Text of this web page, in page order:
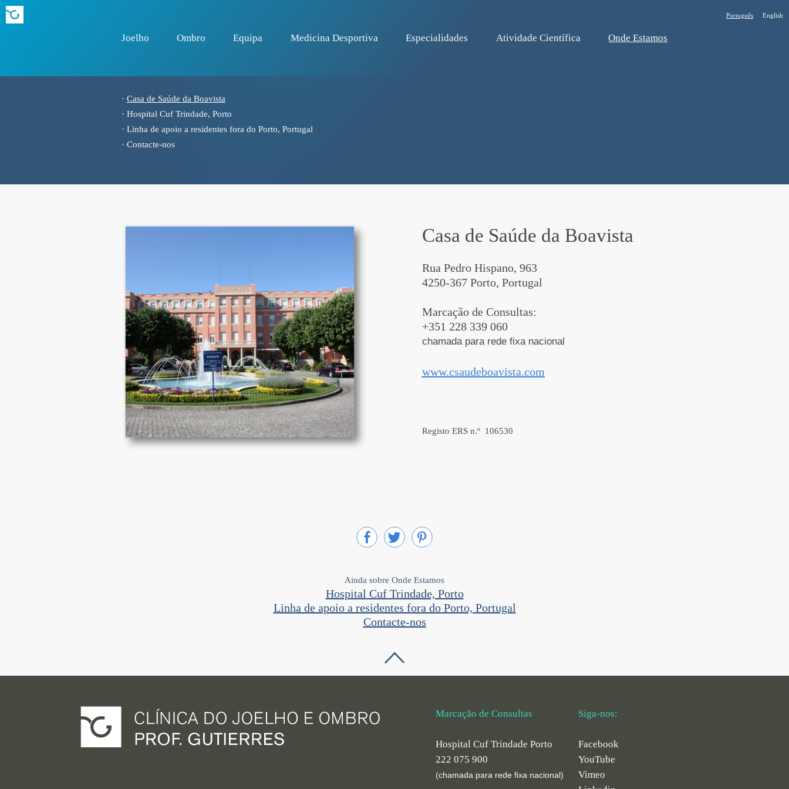
Joelho Ombro Equipa Medicina Desportiva Especialidades Atividade Cientí­fica Onde Estamos
Português English
· Casa de Saúde da Boavista
· Hospital Cuf Trindade, Porto
· Linha de apoio a residentes fora do Porto, Portugal
· Contacte-nos
Casa de Saúde da Boavista
Rua Pedro Hispano, 963
4250-367 Porto, Portugal
Marcação de Consultas:
+351 228 339 060
chamada para rede fixa nacional
www.csaudeboavista.com
Registo ERS n.º 106530
Ainda sobre Onde Estamos
Hospital Cuf Trindade, Porto
Linha de apoio a residentes fora do Porto, Portugal
Contacte-nos
Marcação de Consultas
Hospital Cuf Trindade Porto
222 075 900
(chamada para rede fixa nacional)
Siga-nos:
Facebook
YouTube
Vimeo